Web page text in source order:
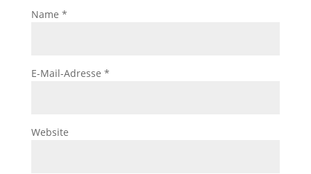
Name *
E-Mail-Adresse *
Website